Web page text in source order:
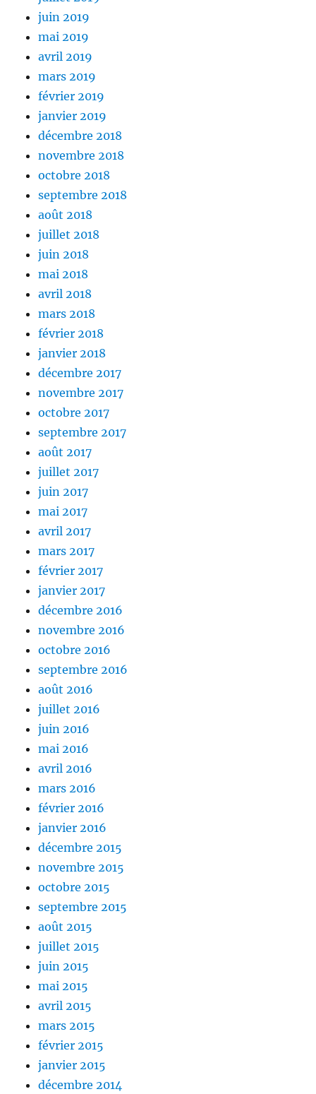
juin 2019
mai 2019
avril 2019
mars 2019
février 2019
janvier 2019
décembre 2018
novembre 2018
octobre 2018
septembre 2018
août 2018
juillet 2018
juin 2018
mai 2018
avril 2018
mars 2018
février 2018
janvier 2018
décembre 2017
novembre 2017
octobre 2017
septembre 2017
août 2017
juillet 2017
juin 2017
mai 2017
avril 2017
mars 2017
février 2017
janvier 2017
décembre 2016
novembre 2016
octobre 2016
septembre 2016
août 2016
juillet 2016
juin 2016
mai 2016
avril 2016
mars 2016
février 2016
janvier 2016
décembre 2015
novembre 2015
octobre 2015
septembre 2015
août 2015
juillet 2015
juin 2015
mai 2015
avril 2015
mars 2015
février 2015
janvier 2015
décembre 2014